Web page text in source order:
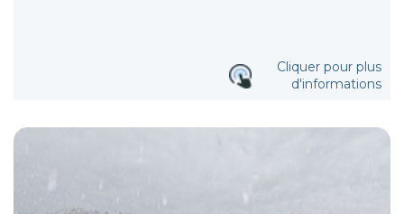
Cliquer pour plus
d'informations